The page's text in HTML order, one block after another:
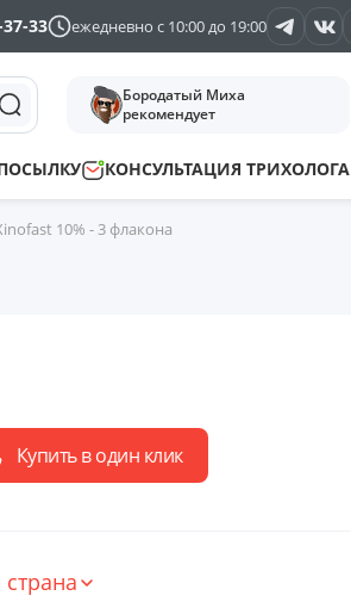
33 ежедневно с 10:00 до 19:00
Бородатый Миха
рекомендует
КОНСУЛЬТАЦИЯ ТРИХОЛОГА
10% - 3 флакона
Купить в один клик